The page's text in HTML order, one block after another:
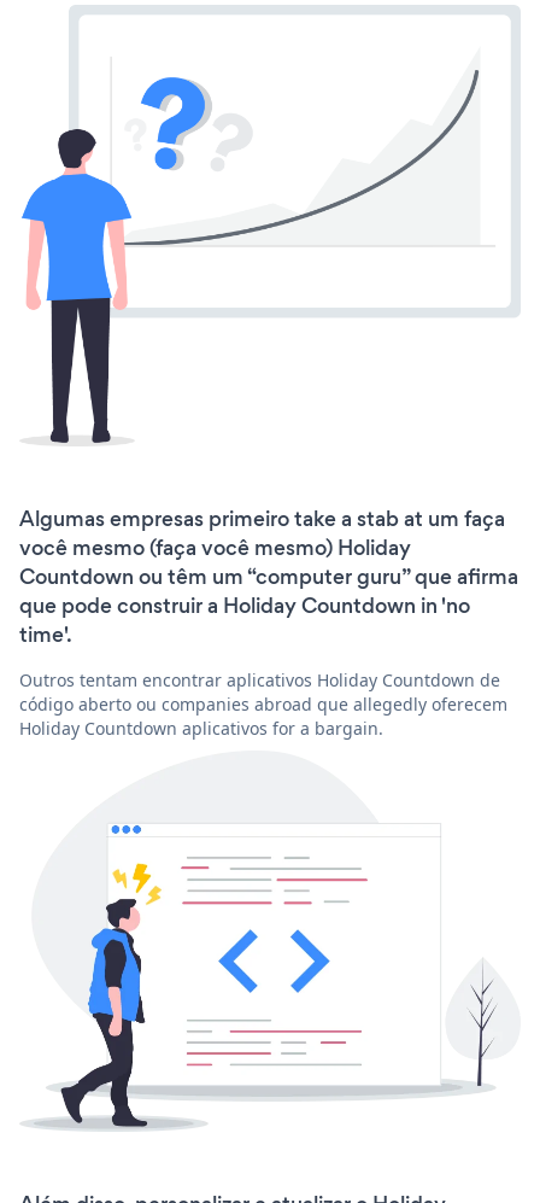
Algumas empresas primeiro take a stab at um faça
você mesmo (faça você mesmo) Holiday
Countdown ou têm um “computer guru” que afirma
que pode construir a Holiday Countdown in 'no
time'.
Outros tentam encontrar aplicativos Holiday Countdown de
código aberto ou companies abroad que allegedly oferecem
Holiday Countdown aplicativos for a bargain.